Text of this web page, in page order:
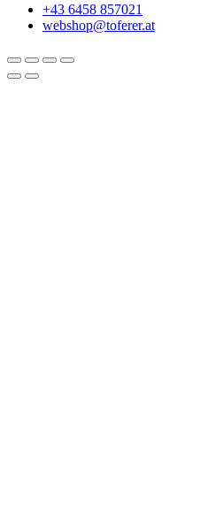
+43 6458 857021
webshop@toferer.at